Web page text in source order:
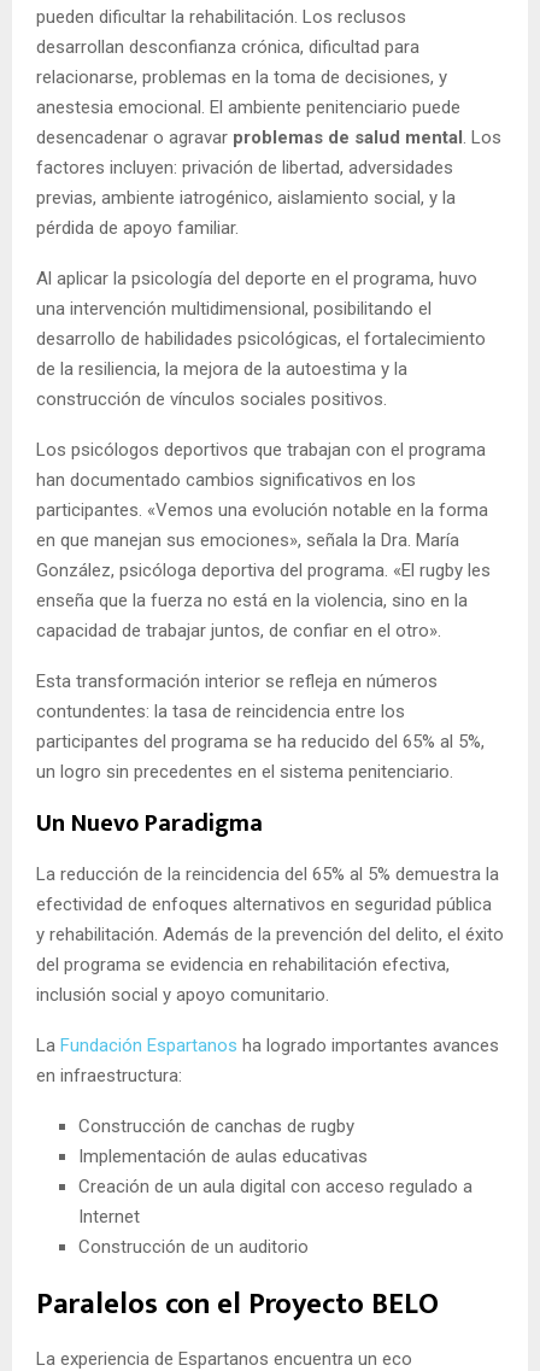
pueden dificultar la rehabilitación. Los reclusos
desarrollan desconfianza crónica, dificultad para
relacionarse, problemas en la toma de decisiones, y
anestesia emocional. El ambiente penitenciario puede
desencadenar o agravar problemas de salud mental. Los
factores incluyen: privación de libertad, adversidades
previas, ambiente iatrogénico, aislamiento social, y la
pérdida de apoyo familiar.
Al aplicar la psicología del deporte en el programa, huvo
una intervención multidimensional, posibilitando el
desarrollo de habilidades psicológicas, el fortalecimiento
de la resiliencia, la mejora de la autoestima y la
construcción de vínculos sociales positivos.
Los psicólogos deportivos que trabajan con el programa
han documentado cambios significativos en los
participantes. «Vemos una evolución notable en la forma
en que manejan sus emociones», señala la Dra. María
González, psicóloga deportiva del programa. «El rugby les
enseña que la fuerza no está en la violencia, sino en la
capacidad de trabajar juntos, de confiar en el otro».
Esta transformación interior se refleja en números
contundentes: la tasa de reincidencia entre los
participantes del programa se ha reducido del 65% al 5%,
un logro sin precedentes en el sistema penitenciario.
Un Nuevo Paradigma
La reducción de la reincidencia del 65% al 5% demuestra la
efectividad de enfoques alternativos en seguridad pública
y rehabilitación. Además de la prevención del delito, el éxito
del programa se evidencia en rehabilitación efectiva,
inclusión social y apoyo comunitario.
La Fundación Espartanos ha logrado importantes avances
en infraestructura:
Construcción de canchas de rugby
Implementación de aulas educativas
Creación de un aula digital con acceso regulado a
Internet
Construcción de un auditorio
Paralelos con el Proyecto BELO
La experiencia de Espartanos encuentra un eco